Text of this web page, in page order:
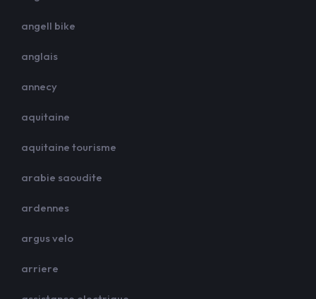
angell bike
anglais
annecy
aquitaine
aquitaine tourisme
arabie saoudite
ardennes
argus velo
arriere